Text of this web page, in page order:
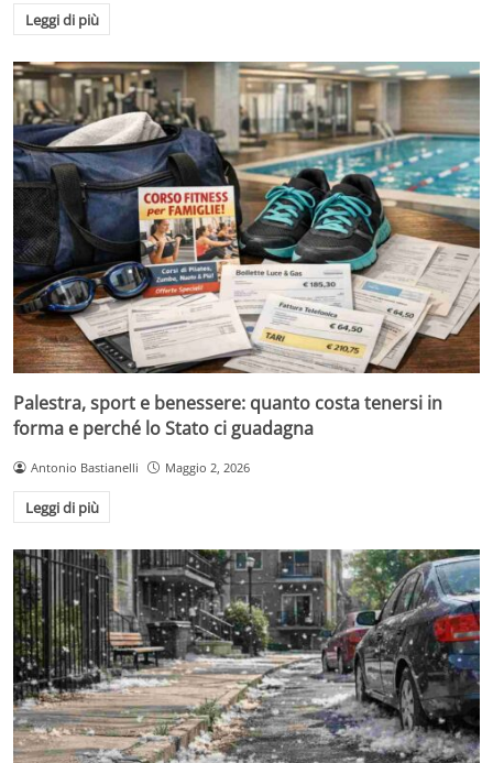
Leggi di più
Palestra, sport e benessere: quanto costa tenersi in
forma e perché lo Stato ci guadagna
Antonio Bastianelli Maggio 2, 2026
Leggi di più